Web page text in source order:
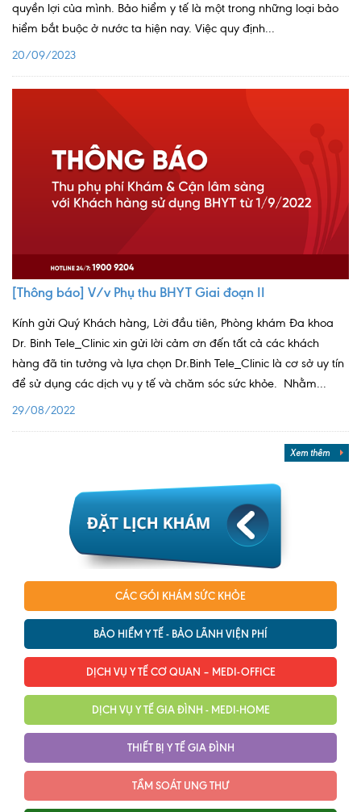
quyền lợi của mình. Bảo hiểm y tế là một trong những loại bảo
hiểm bắt buộc ở nước ta hiện nay. Việc quy định...
20/09/2023
[Thông báo] V/v Phụ thu BHYT Giai đoạn II
Kính gửi Quý Khách hàng, Lời đầu tiên, Phòng khám Đa khoa
Dr. Binh Tele_Clinic xin gửi lời cảm ơn đến tất cả các khách
hàng đã tin tưởng và lựa chọn Dr.Binh Tele_Clinic là cơ sở uy tín
để sử dụng các dịch vụ y tế và chăm sóc sức khỏe. Nhằm...
29/08/2022
Xem thêm
CÁC GÓI KHÁM SỨC KHỎE
BẢO HIỂM Y TẾ - BẢO LÃNH VIỆN PHÍ
DỊCH VỤ Y TẾ CƠ QUAN – MEDI-OFFICE
DỊCH VỤ Y TẾ GIA ĐÌNH - MEDI-HOME
THIẾT BỊ Y TẾ GIA ĐÌNH
TẦM SOÁT UNG THƯ